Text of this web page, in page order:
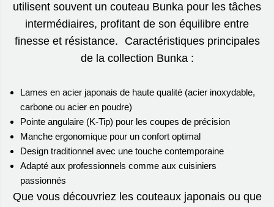
utilisent souvent un couteau Bunka pour les tâches
intermédiaires, profitant de son équilibre entre
finesse et résistance. Caractéristiques principales
de la collection Bunka :
Lames en acier japonais de haute qualité (acier inoxydable,
carbone ou acier en poudre)
Pointe angulaire (K-Tip) pour les coupes de précision
Manche ergonomique pour un confort optimal
Design traditionnel avec une touche contemporaine
Adapté aux professionnels comme aux cuisiniers
passionnés
Que vous découvriez les couteaux japonais ou que